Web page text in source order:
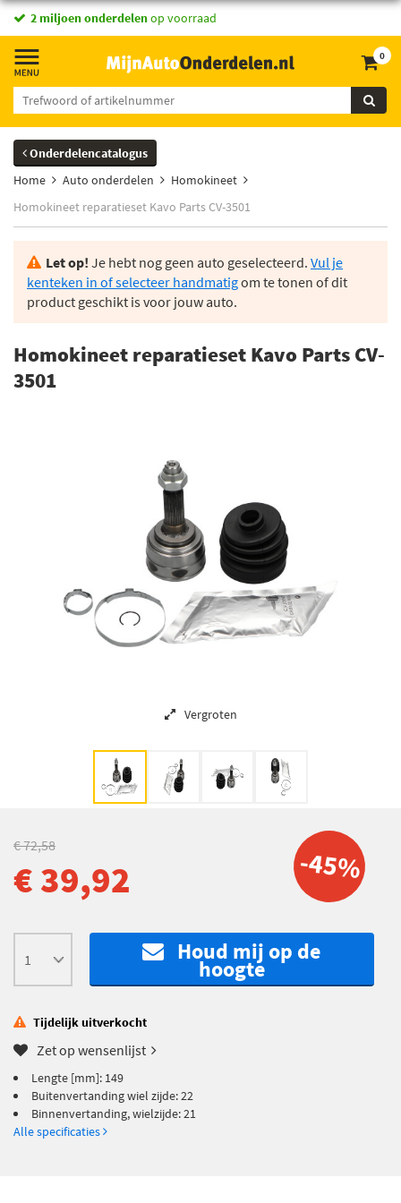
2 miljoen onderdelenop voorraad
0
Onderdelencatalogus
Home
Auto onderdelen
Homokineet
Homokineet reparatieset Kavo Parts CV-3501
Let op! Je hebt nog geen auto geselecteerd. Vul je
kenteken in of selecteer handmatigom te tonen of dit
product geschikt is voor jouw auto.
Homokineet reparatieset Kavo Parts CV-
3501
Vergroten
-45%
€ 72,58
€ 39,92
Houd mij op de
hoogte
Tijdelijk uitverkocht
Zet op wensenlijst
Lengte [mm]: 149
Buitenvertanding wiel zijde: 22
Binnenvertanding, wielzijde: 21
Alle specificaties